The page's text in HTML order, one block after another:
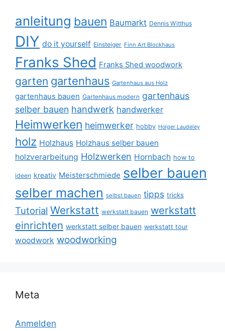
anleitung bauen Baumarkt Dennis Witthus
DIY do it yourself Einsteiger Finn Art Blockhaus
Franks Shed Franks Shed woodwork
garten gartenhaus Gartenhaus aus Holz
gartenhaus bauen Gartenhaus modern gartenhaus
selber bauen handwerk handwerker
Heimwerken heimwerker hobby Holger Laudeley
holz Holzhaus Holzhaus selber bauen
holzverarbeitung Holzwerken Hornbach how to
ideen kreativ Meisterschmiede selber bauen
selber machen selbst bauen tipps tricks
Tutorial Werkstatt werkstatt bauen werkstatt
einrichten werkstatt selber bauen werkstatt tour
woodwork woodworking
Meta
Anmelden